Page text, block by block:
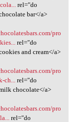
rel="do
bar</a>
pro
rel="do
and cream</a>
pro
rel="do
chocolate</a>
pro
rel="do